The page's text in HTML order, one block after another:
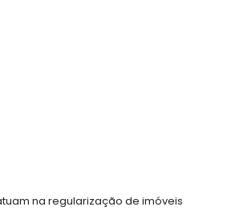
na regularização de imóveis